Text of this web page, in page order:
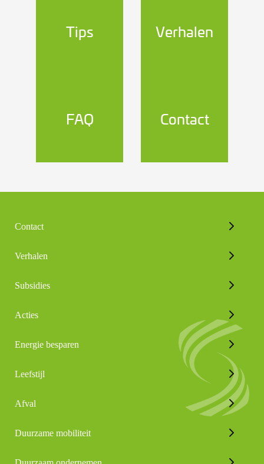
Tips Verhalen
FAQ Contact
Contact
Verhalen
Subsidies
Acties
Energie besparen
Leefstijl
Afval
Duurzame mobiliteit